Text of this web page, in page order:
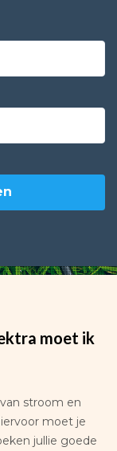
moet ik
stroom en
moet je
jullie goede